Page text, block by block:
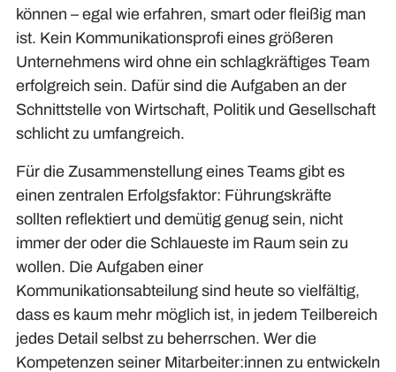
können – egal wie erfahren, smart oder fleißig man
ist. Kein Kommunikationsprofi eines größeren
Unternehmens wird ohne ein schlagkräftiges Team
erfolgreich sein. Dafür sind die Aufgaben an der
Schnittstelle von Wirtschaft, Politik und Gesellschaft
schlicht zu umfangreich.
Für die Zusammenstellung eines Teams gibt es
einen zentralen Erfolgsfaktor: Führungskräfte
sollten reflektiert und demütig genug sein, nicht
immer der oder die Schlaueste im Raum sein zu
wollen. Die Aufgaben einer
Kommunikationsabteilung sind heute so vielfältig,
dass es kaum mehr möglich ist, in jedem Teilbereich
jedes Detail selbst zu beherrschen. Wer die
Kompetenzen seiner Mitarbeiter:innen zu entwickeln